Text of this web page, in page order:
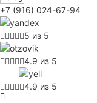
+7 (916) 024-67-94
5 из 5
4.9 из 5
4.9 из 5